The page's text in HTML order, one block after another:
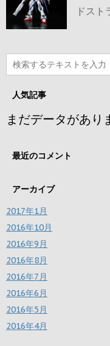
ドスト
人気記事
まだデータがあり
最近のコメント
アーカイブ
2017年1月
2016年10月
2016年9月
2016年8月
2016年7月
2016年6月
2016年5月
2016年4月